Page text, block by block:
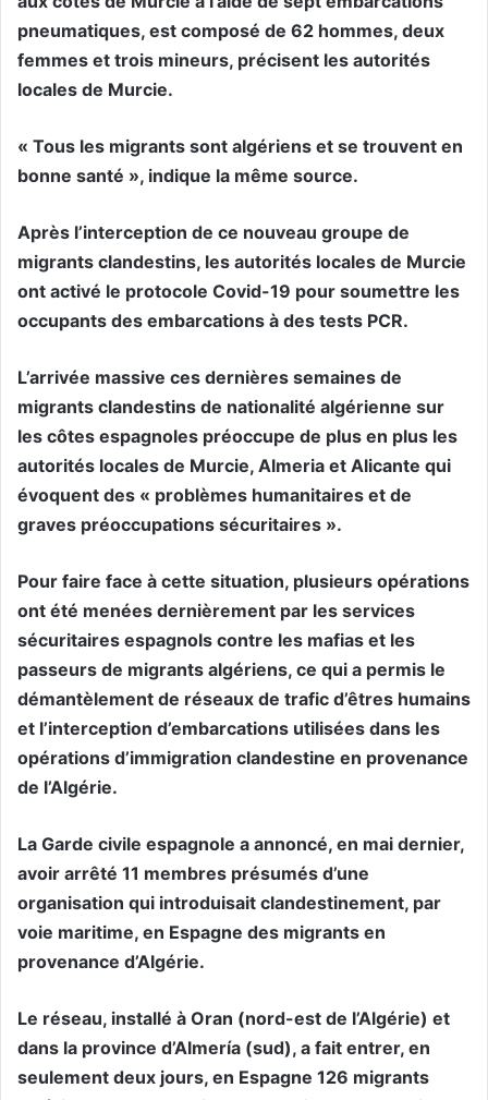
pneumatiques, est composé de 62 hommes, deux
femmes et trois mineurs, précisent les autorités
locales de Murcie.
« Tous les migrants sont algériens et se trouvent en
bonne santé », indique la même source.
Après l’interception de ce nouveau groupe de
migrants clandestins, les autorités locales de Murcie
ont activé le protocole Covid-19 pour soumettre les
occupants des embarcations à des tests PCR.
L’arrivée massive ces dernières semaines de
migrants clandestins de nationalité algérienne sur
les côtes espagnoles préoccupe de plus en plus les
autorités locales de Murcie, Almeria et Alicante qui
évoquent des « problèmes humanitaires et de
graves préoccupations sécuritaires ».
Pour faire face à cette situation, plusieurs opérations
ont été menées dernièrement par les services
sécuritaires espagnols contre les mafias et les
passeurs de migrants algériens, ce qui a permis le
démantèlement de réseaux de trafic d’êtres humains
et l’interception d’embarcations utilisées dans les
opérations d’immigration clandestine en provenance
de l’Algérie.
La Garde civile espagnole a annoncé, en mai dernier,
avoir arrêté 11 membres présumés d’une
organisation qui introduisait clandestinement, par
voie maritime, en Espagne des migrants en
provenance d’Algérie.
Le réseau, installé à Oran (nord-est de l’Algérie) et
dans la province d’Almería (sud), a fait entrer, en
seulement deux jours, en Espagne 126 migrants